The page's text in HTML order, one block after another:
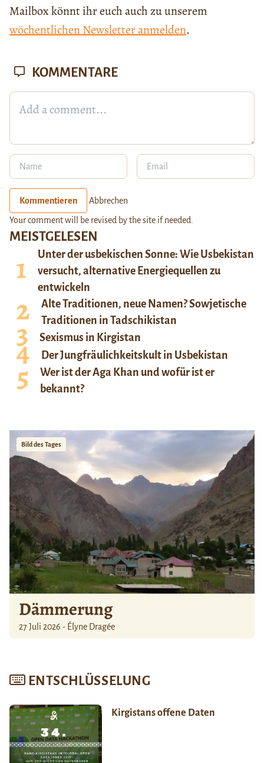
Mailbox könnt ihr euch auch zu unserem
wöchentlichen Newsletter anmelden.
MEISTGELESEN
Unter der usbekischen Sonne: Wie Usbekistan
versucht, alternative Energiequellen zu
entwickeln
Alte Traditionen, neue Namen? Sowjetische
Traditionen in Tadschikistan
Sexismus in Kirgistan
Der Jungfräulichkeitskult in Usbekistan
Wer ist der Aga Khan und wofür ist er
bekannt?
Bild des Tages
Dämmerung
27 Juli 2026 - Élyne Dragée
ENTSCHLÜSSELUNG
Kirgistans offene Daten
KOMMENTARE
Kommentieren Abbrechen
Your comment will be revised by the site if needed.